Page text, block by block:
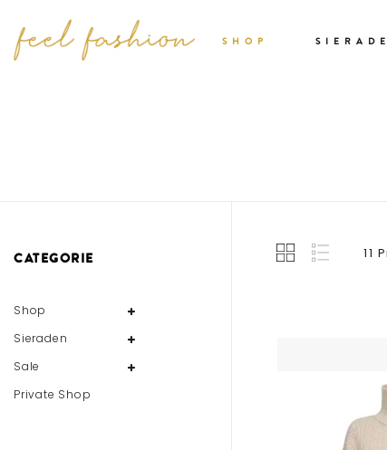
SHOP
CATEGORIE
Shop
Sieraden
Sale
Private Shop
11